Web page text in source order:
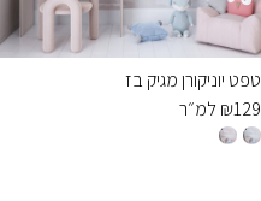
טפט יוניקורן מגיק בז
₪129 למ״ר